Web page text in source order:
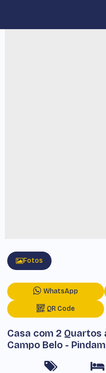
Fotos
WhatsApp
QR Code
Casa com 2 Quartos
Campo Belo -